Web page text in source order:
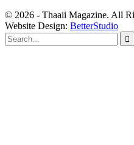
© 2026 - Thaaii Magazine. All
Website Design: BetterStudio